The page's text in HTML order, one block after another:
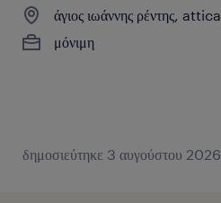
άγιος ιωάννης ρέντης, attica
μόνιμη
δημοσιεύτηκε 3 αυγούστου 2026